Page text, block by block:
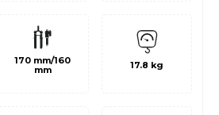
170 mm/160
mm
17.8 kg